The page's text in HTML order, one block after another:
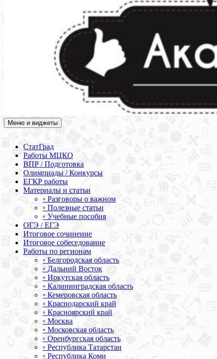
Академия СОВА
Подготовка к ЕГЭ, ОГЭ, ВПР, МЦКО, СтатГрад, КДР, ВОШ,
Меню и виджеты
СтатГрад
Работы МЦКО
ВПР / Подготовка
Олимпиады / Конкурсы
ЕГКР работы
Материалы и статьи
◦ Разговоры о важном
◦ Полезные статьи
◦ Учебные пособия
ОГЭ / ЕГЭ
Итоговое сочинение
Итоговое собеседование
Работы по регионам
◦ Белгородская область
◦ Дальний Восток
◦ Иркутская область
◦ Калининградская область
◦ Кемеровская область
◦ Краснодарский край
◦ Красноярский край
◦ Москва
◦ Московская область
◦ Оренбургская область
◦ Республика Татарстан
◦ Республика Коми